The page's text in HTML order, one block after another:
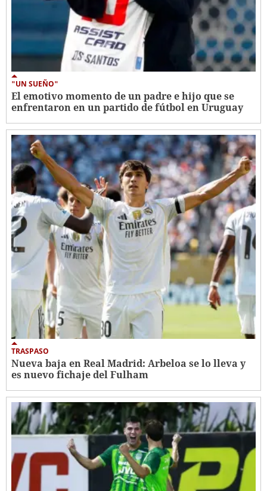
"UN SUEÑO"
El emotivo momento de un padre e hijo que se
enfrentaron en un partido de fútbol en Uruguay
TRASPASO
Nueva baja en Real Madrid: Arbeloa se lo lleva y
es nuevo fichaje del Fulham